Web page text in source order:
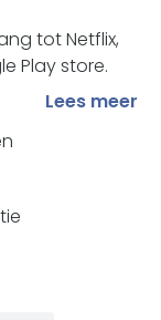
tot Netflix,
Play store.
Lees meer